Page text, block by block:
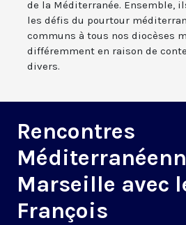
de la Méditerranée. Ensemble,
les défis du pourtour
communs à tous nos diocèses
différemment en raison de
divers.
Rencontres
Marseille avec
François